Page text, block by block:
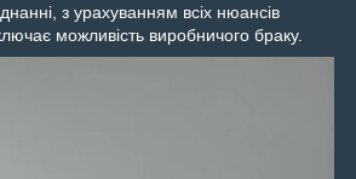
з урахуванням всіх нюансів
можливість виробничого браку.